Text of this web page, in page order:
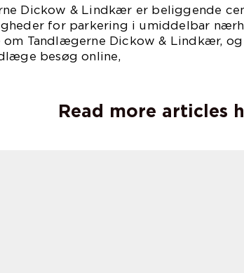
Dickow & Lindkær er beliggende
for parkering i umiddelbar
om Tandlægerne Dickow & Lindkær,
besøg online,
Read more articles